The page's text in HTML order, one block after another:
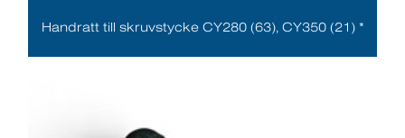
Handratt till skruvstycke CY280 (63), CY350 (21) *